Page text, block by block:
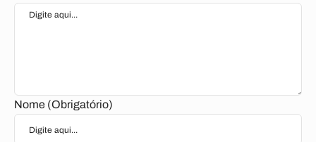
Nome (Obrigatório)